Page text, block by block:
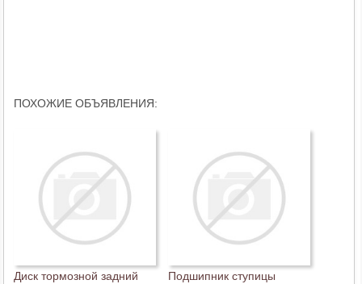
ПОХОЖИЕ ОБЪЯВЛЕНИЯ:
Диск тормозной задний
Подшипник ступицы